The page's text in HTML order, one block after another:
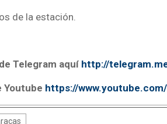
de la estación.
Telegram aquí http://
Youtube https://